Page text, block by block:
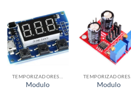
Modulo
Modulo